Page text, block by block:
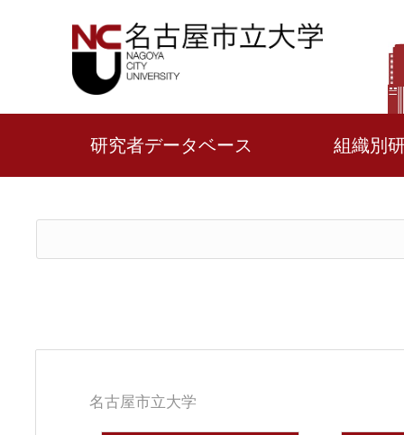
研究者データベース 組織別
名古屋市立大学